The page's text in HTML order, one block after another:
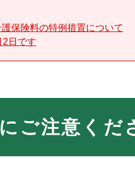
保険料の特例措置について
2日です
ご注意くだ